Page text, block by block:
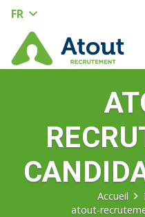
FR
Accueil
atout-